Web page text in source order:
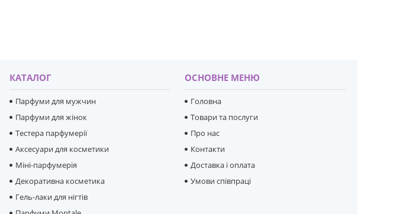
КАТАЛОГ
Парфуми для мужчин
Парфуми для жінок
Тестера парфумерії
Аксесуари для косметики
Міні-парфумерія
Декоративна косметика
Гель-лаки для нігтів
ОСНОВНЕ МЕНЮ
Головна
Товари та послуги
Про нас
Контакти
Доставка і оплата
Умови співпраці